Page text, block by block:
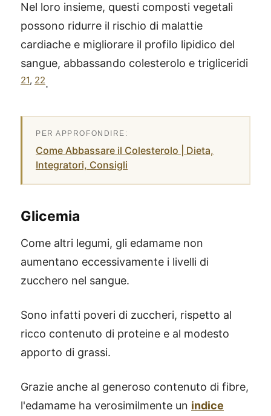
Nel loro insieme, questi composti vegetali
possono ridurre il rischio di malattie
cardiache e migliorare il profilo lipidico del
sangue, abbassando colesterolo e trigliceridi
21, 22.
Come Abbassare il Colesterolo | Dieta,
Integratori, Consigli
Glicemia
Come altri legumi, gli edamame non
aumentano eccessivamente i livelli di
zucchero nel sangue.
Sono infatti poveri di zuccheri, rispetto al
ricco contenuto di proteine e al modesto
apporto di grassi.
Grazie anche al generoso contenuto di fibre,
l'edamame ha verosimilmente un indice